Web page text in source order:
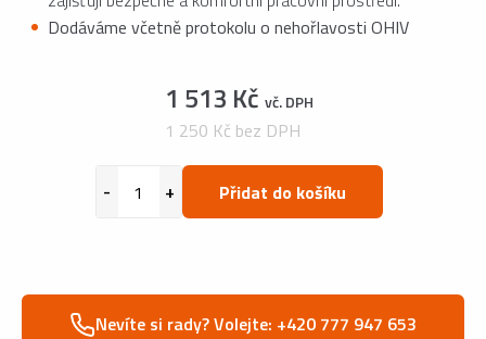
Dodáváme včetně protokolu o nehořlavosti OHIV
1 513 Kč vč. DPH
1 250 Kč bez DPH
Přidat do košíku
Nevíte si rady? Volejte: +420 777 947 653